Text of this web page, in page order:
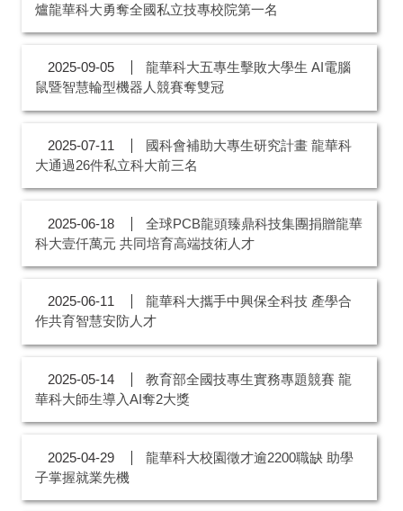
爐龍華科大勇奪全國私立技專校院第一名
2025-09-05
龍華科大五專生擊敗大學生 AI電腦
鼠暨智慧輪型機器人競賽奪雙冠
2025-07-11
國科會補助大專生研究計畫 龍華科
大通過26件私立科大前三名
2025-06-18
全球PCB龍頭臻鼎科技集團捐贈龍華
科大壹仟萬元 共同培育高端技術人才
2025-06-11
龍華科大攜手中興保全科技 產學合
作共育智慧安防人才
2025-05-14
教育部全國技專生實務專題競賽 龍
華科大師生導入AI奪2大獎
2025-04-29
龍華科大校園徵才逾2200職缺 助學
子掌握就業先機